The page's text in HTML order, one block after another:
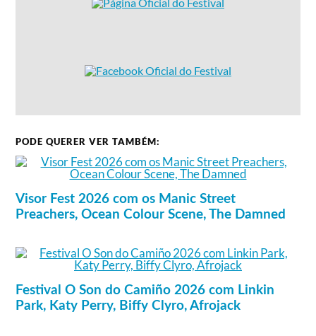
PODE QUERER VER TAMBÉM:
Visor Fest 2026 com os Manic Street
Preachers, Ocean Colour Scene, The Damned
Festival O Son do Camiño 2026 com Linkin
Park, Katy Perry, Biffy Clyro, Afrojack